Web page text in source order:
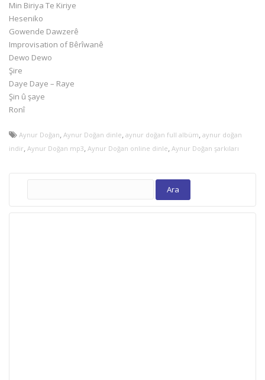
Min Biriya Te Kiriye
Heseniko
Gowende Dawzerê
Improvisation of Bêrîwanê
Dewo Dewo
Şire
Daye Daye – Raye
Şin û şaye
Ronî
Aynur Doğan, Aynur Doğan dinle, aynur doğan full albüm, aynur doğan
indir, Aynur Doğan mp3, Aynur Doğan online dinle, Aynur Doğan şarkıları
Arama: